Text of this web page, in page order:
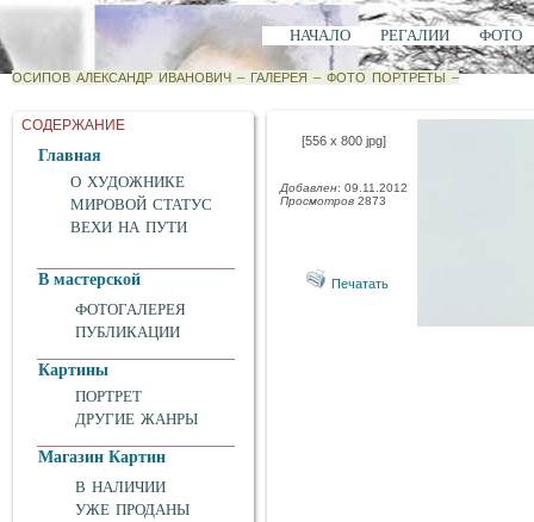
НАЧАЛО РЕГАЛИИ ФОТО
ОСИПОВ АЛЕКСАНДР ИВАНОВИЧ – ГАЛЕРЕЯ – ФОТО ПОРТРЕТЫ –
СОДЕРЖАНИЕ
Главная
О ХУДОЖНИКЕ
МИРОВОЙ СТАТУС
ВЕХИ НА ПУТИ
В мастерской
ФОТОГАЛЕРЕЯ
ПУБЛИКАЦИИ
Картины
ПОРТРЕТ
ДРУГИЕ ЖАНРЫ
Магазин Картин
В НАЛИЧИИ
УЖЕ ПРОДАНЫ
[556 x 800 jpg]
Добавлен: 09.11.2012
Просмотров 2873
Печатать